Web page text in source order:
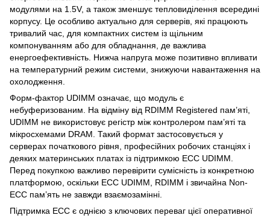
модулями на 1.5V, а також зменшує тепловиділення всередині
корпусу. Це особливо актуально для серверів, які працюють
тривалий час, для компактних систем із щільним
компонуванням або для обладнання, де важлива
енергоефективність. Нижча напруга може позитивно впливати
на температурний режим системи, знижуючи навантаження на
охолодження.
Форм-фактор UDIMM означає, що модуль є
небуферизованим. На відміну від RDIMM Registered пам’яті,
UDIMM не використовує регістр між контролером пам’яті та
мікросхемами DRAM. Такий формат застосовується у
серверах початкового рівня, професійних робочих станціях і
деяких материнських платах із підтримкою ECC UDIMM.
Перед покупкою важливо перевірити сумісність із конкретною
платформою, оскільки ECC UDIMM, RDIMM і звичайна Non-
ECC пам’ять не завжди взаємозамінні.
Підтримка ECC є однією з ключових переваг цієї оперативної